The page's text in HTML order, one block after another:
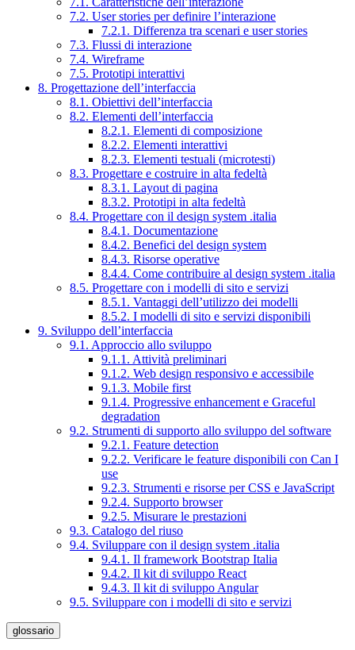
7.2. User stories per definire l’interazione
7.2.1. Differenza tra scenari e user stories
7.3. Flussi di interazione
7.4. Wireframe
7.5. Prototipi interattivi
8. Progettazione dell’interfaccia
8.1. Obiettivi dell’interfaccia
8.2. Elementi dell’interfaccia
8.2.1. Elementi di composizione
8.2.2. Elementi interattivi
8.2.3. Elementi testuali (microtesti)
8.3. Progettare e costruire in alta fedeltà
8.3.1. Layout di pagina
8.3.2. Prototipi in alta fedeltà
8.4. Progettare con il design system .italia
8.4.1. Documentazione
8.4.2. Benefici del design system
8.4.3. Risorse operative
8.4.4. Come contribuire al design system .italia
8.5. Progettare con i modelli di sito e servizi
8.5.1. Vantaggi dell’utilizzo dei modelli
8.5.2. I modelli di sito e servizi disponibili
9. Sviluppo dell’interfaccia
9.1. Approccio allo sviluppo
9.1.1. Attività preliminari
9.1.2. Web design responsivo e accessibile
9.1.3. Mobile first
9.1.4. Progressive enhancement e Graceful
degradation
9.2. Strumenti di supporto allo sviluppo del software
9.2.1. Feature detection
9.2.2. Verificare le feature disponibili con Can I
use
9.2.3. Strumenti e risorse per CSS e JavaScript
9.2.4. Supporto browser
9.2.5. Misurare le prestazioni
9.3. Catalogo del riuso
9.4. Sviluppare con il design system .italia
9.4.1. Il framework Bootstrap Italia
9.4.2. Il kit di sviluppo React
9.4.3. Il kit di sviluppo Angular
9.5. Sviluppare con i modelli di sito e servizi
glossario